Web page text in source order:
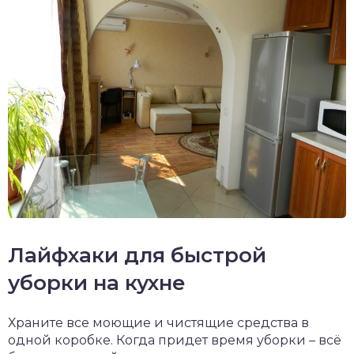
Лайфхаки для быстрой
уборки на кухне
Храните все моющие и чистящие средства в
одной коробке. Когда придет время уборки – всё